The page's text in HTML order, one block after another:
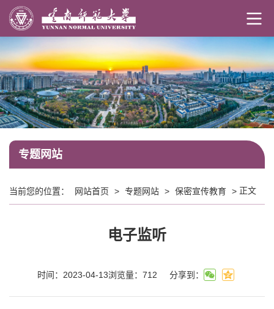
专题网站
当前您的位置： 网站首页 > 专题网站 > 保密宣传教育 > 正文
电子监听
时间：2023-04-13浏览量： 712 分享到：